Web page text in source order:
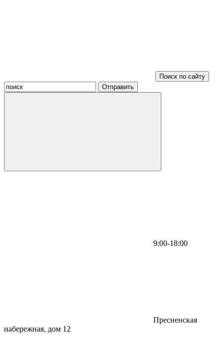
Поиск по сайту
Отправить
9:00-18:00
Пресненская
набережная, дом 12